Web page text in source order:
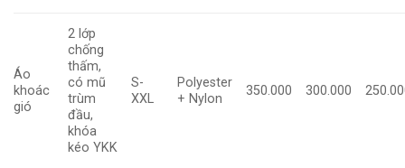
Áo
khoác
gió
2 lớp
chống
thấm,
có mũ
trùm
đầu,
khóa
kéo YKK
S-
XXL
Polyester
+ Nylon
350.000 300.000